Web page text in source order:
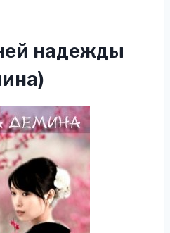
надежды